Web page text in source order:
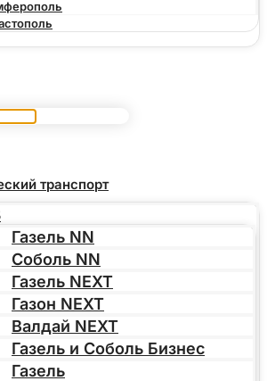
транспорт
Газель NN
Соболь NN
Газель NEXT
Газон NEXT
Валдай NEXT
Газель и Соболь Бизнес
Газель